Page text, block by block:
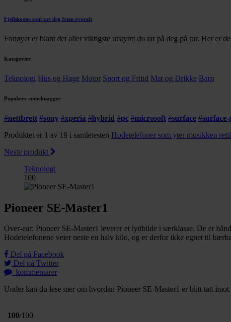
Fjellskoene som tar deg frem overalt
Fottøyet er blant det aller viktigste utstyret du tar på deg på tur. Her er
Kategorier
Teknologi Hus og Hage Motor Sport og Fritid Mat og Drikke Barn
Populære emneknagger
#nettbrett #sony #xperia #hybrid #pc #microsoft #surface #surface-
Produktet er 1 av 19 i samletesten Hodetelefoner som yter musikken
Neste produkt
Teknologi
100
Pioneer SE-Master1
Over-ear: Pioneer SE-Master1 leverer et lydbilde i særklasse. De er
Hodetelefonene veier neste en halv kilo, og er derfor ikke egnet til
Del på Facebook
Del på Twitter
kommentarer
Under kan du lese mer om hvordan Pioneer SE-Master1 er blitt tatt imot
100/100